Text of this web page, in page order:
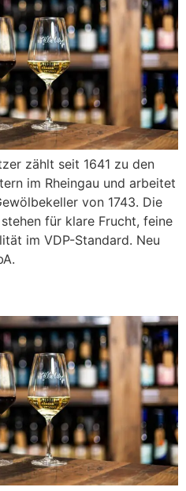
zählt seit 1641 zu den
im Rheingau und arbeitet
von 1743. Die
für klare Frucht, feine
im VDP-Standard. Neu